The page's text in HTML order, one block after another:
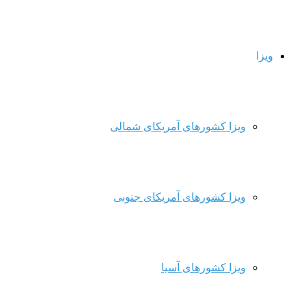
ویزا
ویزا کشورهای آمریکای شمالی
ویزا کشورهای آمریکای جنوبی
ویزا کشورهای آسیا